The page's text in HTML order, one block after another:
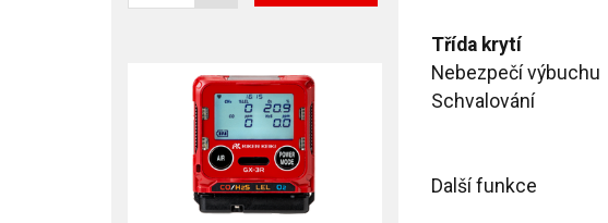
Třída krytí
Nebezpečí výbuchu
Schvalování
Další funkce